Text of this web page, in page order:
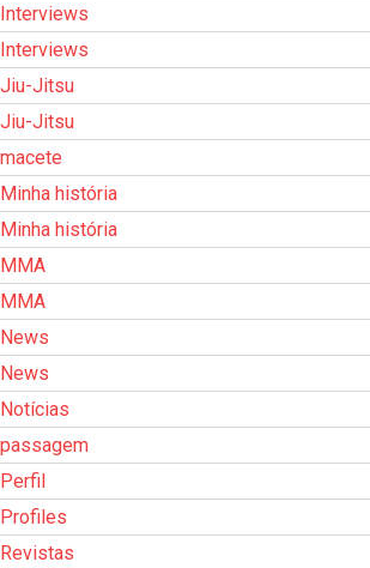
Interviews
Interviews
Jiu-Jitsu
Jiu-Jitsu
macete
Minha história
Minha história
MMA
MMA
News
News
Notícias
passagem
Perfil
Profiles
Revistas